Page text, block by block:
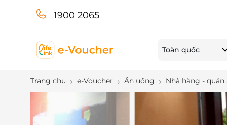
1900 2065
Toàn quốc
Trang chủ e-Voucher Ăn uống Nhà hàng - quán